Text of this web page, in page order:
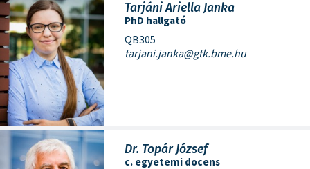
Tarjáni Ariella Janka
PhD hallgató
QB305
tarjani.janka@gtk.bme.hu
Dr. Topár József
c. egyetemi docens